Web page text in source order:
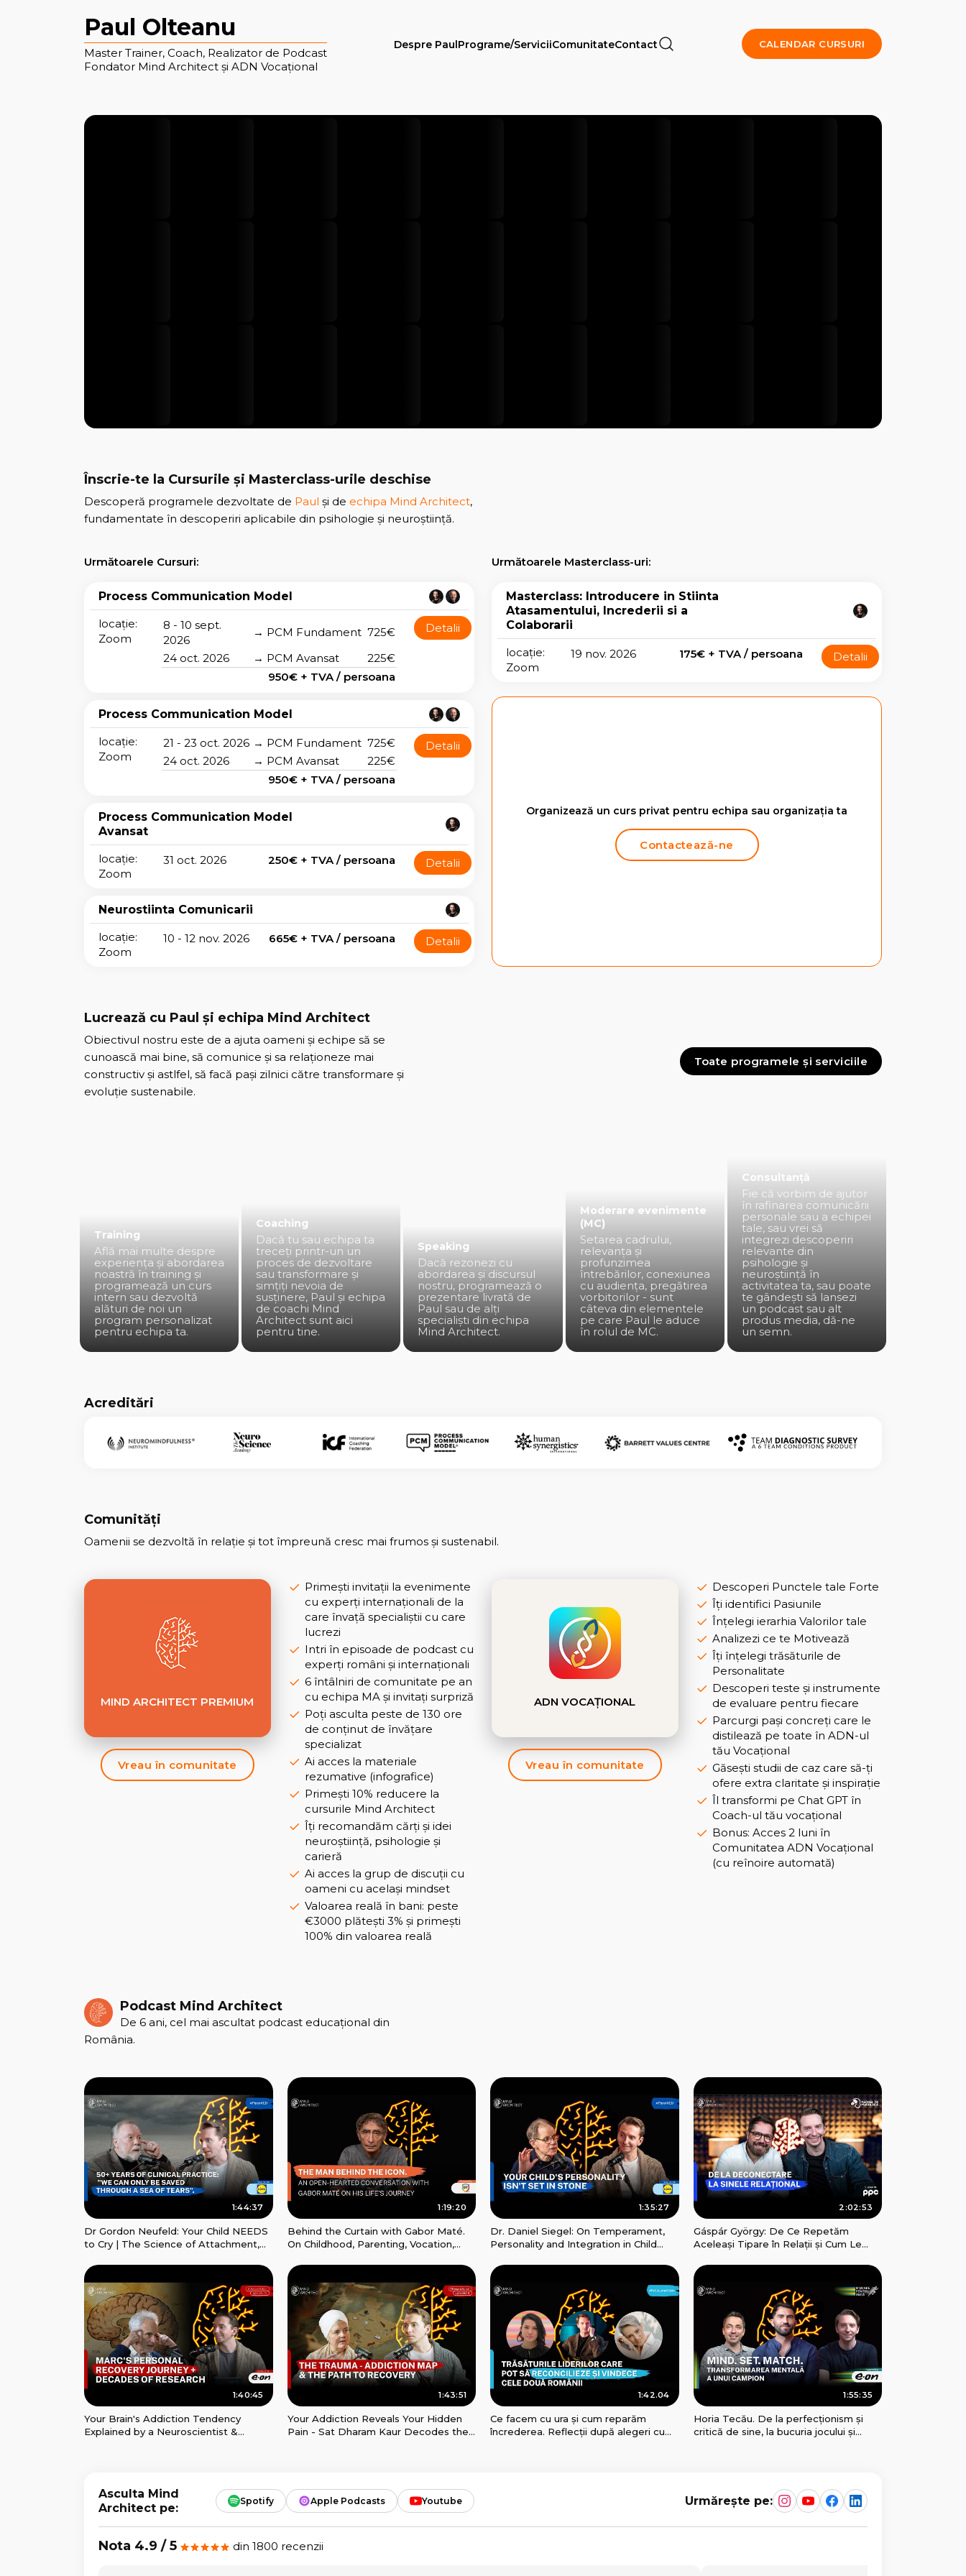
Paul Olteanu
Master Trainer, Coach, Realizator de Podcast
Fondator Mind Architect și ADN Vocațional
Despre PaulPrograme/ServiciiComunitateContact CALENDAR CURSURI
Înscrie-te la Cursurile și Masterclass-urile deschise
Descoperă programele dezvoltate de Paul și de echipa Mind Architect,
fundamentate în descoperiri aplicabile din psihologie și neuroștiință.
Următoarele Cursuri:
Process Communication Model
locație:
Zoom
8 - 10 sept.
2026
→ PCM Fundament 725€
24 oct. 2026
→ PCM Avansat
225€
950€ + TVA / persoana
Detalii
Process Communication Model
locație:
Zoom
21 - 23 oct. 2026 → PCM Fundament 725€
24 oct. 2026
→ PCM Avansat
225€
950€ + TVA / persoana
Detalii
Process Communication Model
Avansat
locație:
Zoom
31 oct. 2026 250€ + TVA / persoana Detalii
Neurostiinta Comunicarii
locație:
Zoom
10 - 12 nov. 2026 665€ + TVA / persoana Detalii
Următoarele Masterclass-uri:
Masterclass: Introducere in Stiinta
Atasamentului, Increderii si a
Colaborarii
locație:
Zoom
19 nov. 2026 175€ + TVA / persoana Detalii
Organizează un curs privat pentru echipa sau organizația ta
Contactează-ne
Lucrează cu Paul și echipa Mind Architect
Obiectivul nostru este de a ajuta oameni și echipe să se
cunoască mai bine, să comunice și sa relaționeze mai
constructiv și astlfel, să facă pași zilnici către transformare și
evoluție sustenabile.
Toate programele și serviciile
Training
Află mai multe despre
experiența și abordarea
noastră în training și
programează un curs
intern sau dezvoltă
alături de noi un
program personalizat
pentru echipa ta.
Coaching
Dacă tu sau echipa ta
treceți printr-un un
proces de dezvoltare
sau transformare și
simțiți nevoia de
susținere, Paul și echipa
de coachi Mind
Architect sunt aici
pentru tine.
Speaking
Dacă rezonezi cu
abordarea și discursul
nostru, programează o
prezentare livrată de
Paul sau de alți
specialiști din echipa
Mind Architect.
Moderare evenimente
(MC)
Setarea cadrului,
relevanța și
profunzimea
întrebărilor, conexiunea
cu audiența, pregătirea
vorbitorilor - sunt
câteva din elementele
pe care Paul le aduce
în rolul de MC.
Consultanță
Fie că vorbim de ajutor
în rafinarea comunicării
personale sau a echipei
tale, sau vrei să
integrezi descoperiri
relevante din
psihologie și
neuroștiință în
activitatea ta, sau poate
te gândești să lansezi
un podcast sau alt
produs media, dă-ne
un semn.
Acreditări
Comunități
Oamenii se dezvoltă în relație și tot împreună cresc mai frumos și sustenabil.
MIND ARCHITECT PREMIUM
Vreau în comunitate
Primești invitații la evenimente
cu experți internaționali de la
care învață specialiștii cu care
lucrezi
Intri în episoade de podcast cu
experți români și internaționali
6 întâlniri de comunitate pe an
cu echipa MA și invitați surpriză
Poți asculta peste de 130 ore
de conținut de învățare
specializat
Ai acces la materiale
rezumative (infografice)
Primești 10% reducere la
cursurile Mind Architect
Îți recomandăm cărți și idei
neuroștiință, psihologie și
carieră
Ai acces la grup de discuții cu
oameni cu același mindset
Valoarea reală în bani: peste
€3000 plătești 3% și primești
100% din valoarea reală
ADN VOCAȚIONAL
Vreau în comunitate
Descoperi Punctele tale Forte
Îți identifici Pasiunile
Înțelegi ierarhia Valorilor tale
Analizezi ce te Motivează
Îți înțelegi trăsăturile de
Personalitate
Descoperi teste și instrumente
de evaluare pentru fiecare
Parcurgi pași concreți care le
distilează pe toate în ADN-ul
tău Vocațional
Găsești studii de caz care să-ți
ofere extra claritate și inspirație
Îl transformi pe Chat GPT în
Coach-ul tău vocațional
Bonus: Acces 2 luni în
Comunitatea ADN Vocațional
(cu reînoire automată)
Podcast Mind Architect
De 6 ani, cel mai ascultat podcast educațional din
România.
1:44:37
Dr Gordon Neufeld: Your Child NEEDS
to Cry | The Science of Attachment,
1:19:20
Behind the Curtain with Gabor Maté.
On Childhood, Parenting, Vocation,
1:35:27
Dr. Daniel Siegel: On Temperament,
Personality and Integration in Child
2:02:53
Gáspár György: De Ce Repetăm
Aceleași Tipare în Relații și Cum Le
1:40:45
Your Brain's Addiction Tendency
Explained by a Neuroscientist &
1:43:51
Your Addiction Reveals Your Hidden
Pain - Sat Dharam Kaur Decodes the
1:42.04
Ce facem cu ura și cum reparăm
încrederea. Reflecții după alegeri cu
1:55:35
Horia Tecău. De la perfecționism și
critică de sine, la bucuria jocului și
Asculta Mind
Architect pe:
Spotify Apple Podcasts Youtube Urmărește pe:
Nota 4.9 / 5 din 1800 recenzii